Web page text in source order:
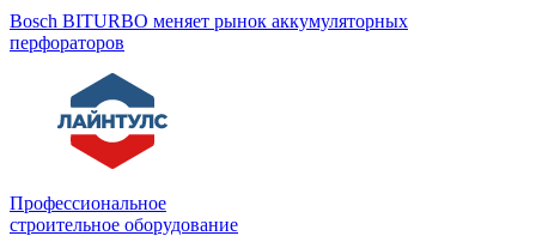
Bosch BITURBO меняет рынок аккумуляторных
перфораторов
Профессиональное
строительное оборудование